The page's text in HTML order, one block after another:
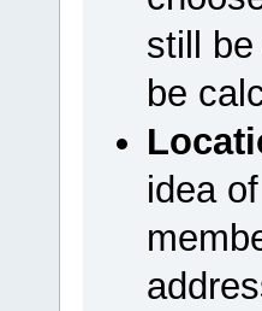
still
be
idea